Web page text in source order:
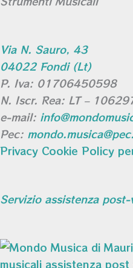
Via N. Sauro, 43
04022 Fondi (Lt)
P. Iva: 01706450598
N. Iscr. Rea: LT –
e-mail:
Pec:
Privacy Cookie Policy
Servizio assistenza